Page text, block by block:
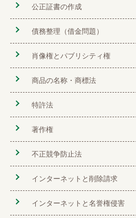
公正証書の作成
債務整理（借金問題）
肖像権とパブリシティ権
商品の名称・商標法
特許法
著作権
不正競争防止法
インターネットと削除請求
インターネットと名誉権侵害